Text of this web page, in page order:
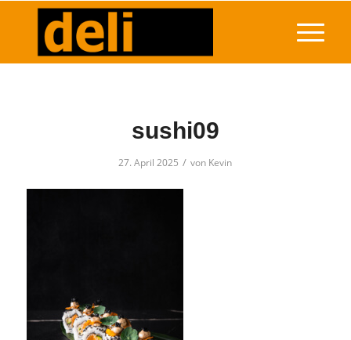
sushi09
27. April 2025 / von Kevin